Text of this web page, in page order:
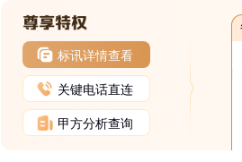
标讯详情查看
关键电话直连
甲方分析查询